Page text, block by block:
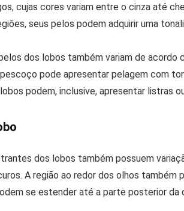
cujas cores variam entre o cinza até
seus pelos podem adquirir uma
dos lobos também variam de acordo
pode apresentar pelagem com
podem, inclusive, apresentar listras
dos lobos também possuem
A região ao redor dos olhos também
se estender até a parte posterior da